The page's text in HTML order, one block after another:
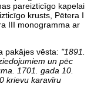
pareizticīgo kapelai
krusts, Pētera I
III monogramma ar
pakājes vēsta: "1891.
un pēc
1701. gada 10.
krievu karavīru